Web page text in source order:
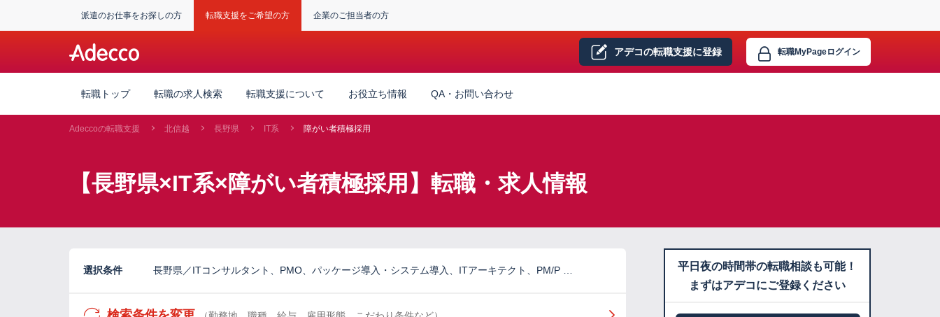
派遣のお仕事をお探しの方 転職支援をご希望の方 企業のご担当者の方
アデコの転職支援に登録 転職MyPageログイン
転職トップ 転職の求人検索 転職支援について お役立ち情報 QA・お問い合わせ
Adeccoの転職支援 北信越 長野県 IT系 障がい者積極採用
【長野県×IT系×障がい者積極採用】転職・求人情報
選択条件 長野県／ITコンサルタント、PMO、パッケージ導入・システム導入、ITアーキテクト、PM/P …
平日夜の時間帯の転職相談も可能！
まずはアデコにご登録ください